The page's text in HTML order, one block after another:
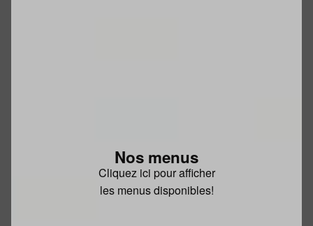
Nos menus
Cliquez ici pour afficher
les menus disponibles!